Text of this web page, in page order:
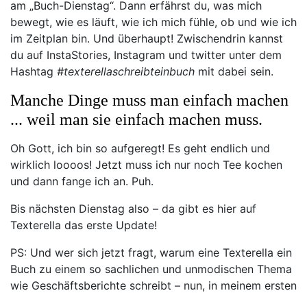
am „Buch-Dienstag“. Dann erfährst du, was mich
bewegt, wie es läuft, wie ich mich fühle, ob und wie ich
im Zeitplan bin. Und überhaupt! Zwischendrin kannst
du auf InstaStories, Instagram und twitter unter dem
Hashtag #texterellaschreibteinbuch mit dabei sein.
Manche Dinge muss man einfach machen
... weil man sie einfach machen muss.
Oh Gott, ich bin so aufgeregt! Es geht endlich und
wirklich loooos! Jetzt muss ich nur noch Tee kochen
und dann fange ich an. Puh.
Bis nächsten Dienstag also – da gibt es hier auf
Texterella das erste Update!
PS: Und wer sich jetzt fragt, warum eine Texterella ein
Buch zu einem so sachlichen und unmodischen Thema
wie Geschäftsberichte schreibt – nun, in meinem ersten